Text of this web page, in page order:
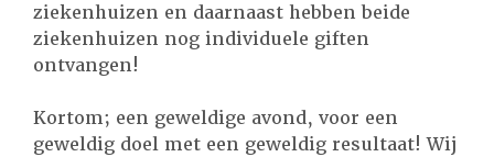
ziekenhuizen en daarnaast hebben beide
ziekenhuizen nog individuele giften
ontvangen!
Kortom; een geweldige avond, voor een
geweldig doel met een geweldig resultaat! Wij